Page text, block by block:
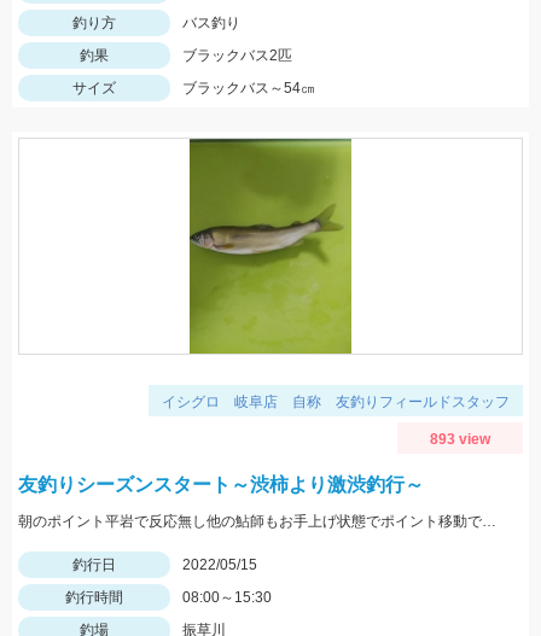
釣り方
バス釣り
釣果
ブラックバス2匹
サイズ
ブラックバス～54㎝
イシグロ 岐阜店 自称 友釣りフィールドスタッフ
893 view
友釣りシーズンスタート～渋柿より激渋釣行～
朝のポイント平岩で反応無し他の鮎師もお手上げ状態でポイント移動で角川橋上流に！瀬の中で５匹のみ追いも弱く渋い釣行でした
釣行日
2022/05/15
釣行時間
08:00～15:30
釣場
振草川